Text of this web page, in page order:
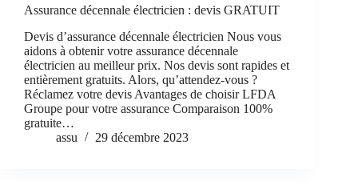
Assurance décennale électricien : devis GRATUIT
Devis d’assurance décennale électricien Nous vous
aidons à obtenir votre assurance décennale
électricien au meilleur prix. Nos devis sont rapides et
entièrement gratuits. Alors, qu’attendez-vous ?
Réclamez votre devis Avantages de choisir LFDA
Groupe pour votre assurance Comparaison 100%
gratuite…
assu
29 décembre 2023